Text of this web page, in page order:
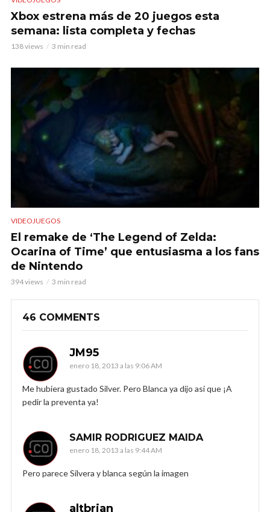
Xbox estrena más de 20 juegos esta
semana: lista completa y fechas
138 views 3 min read
VIDEOJUEGOS
El remake de ‘The Legend of Zelda:
Ocarina of Time’ que entusiasma a los fans
de Nintendo
394 views 3 min read
46 COMMENTS
JM95
enero 18, 2013 a las 9:06 AM
Me hubiera gustado Silver. Pero Blanca ya dijo asi que ¡A
pedir la preventa ya!
SAMIR RODRIGUEZ MAIDA
enero 18, 2013 a las 9:44 AM
Pero parece Silvera y blanca según la imagen
altbrian